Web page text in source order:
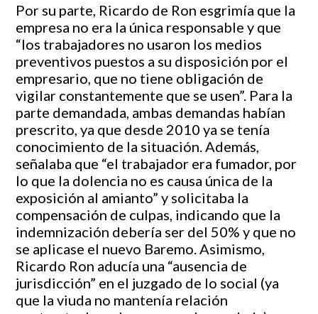
Por su parte, Ricardo de Ron esgrimía que la
empresa no era la única responsable y que
“los trabajadores no usaron los medios
preventivos puestos a su disposición por el
empresario, que no tiene obligación de
vigilar constantemente que se usen”. Para la
parte demandada, ambas demandas habían
prescrito, ya que desde 2010 ya se tenía
conocimiento de la situación. Además,
señalaba que “el trabajador era fumador, por
lo que la dolencia no es causa única de la
exposición al amianto” y solicitaba la
compensación de culpas, indicando que la
indemnización debería ser del 50% y que no
se aplicase el nuevo Baremo. Asimismo,
Ricardo Ron aducía una “ausencia de
jurisdicción” en el juzgado de lo social (ya
que la viuda no mantenía relación